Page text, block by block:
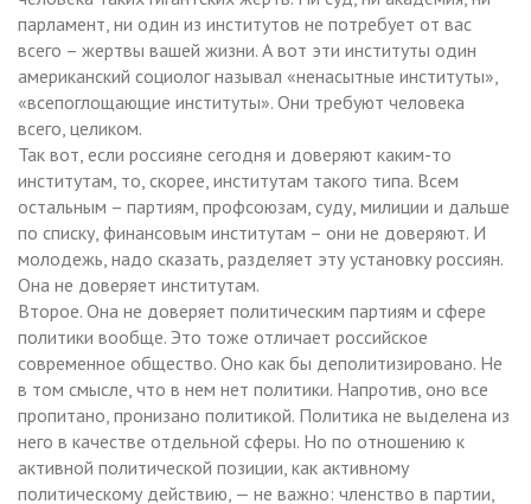
парламент, ни один из институтов не потребует от вас
всего – жертвы вашей жизни. А вот эти институты один
американский социолог называл «ненасытные институты»,
«всепоглощающие институты». Они требуют человека
всего, целиком.
Так вот, если россияне сегодня и доверяют каким-то
институтам, то, скорее, институтам такого типа. Всем
остальным – партиям, профсоюзам, суду, милиции и дальше
по списку, финансовым институтам – они не доверяют. И
молодежь, надо сказать, разделяет эту установку россиян.
Она не доверяет институтам.
Второе. Она не доверяет политическим партиям и сфере
политики вообще. Это тоже отличает российское
современное общество. Оно как бы деполитизировано. Не
в том смысле, что в нем нет политики. Напротив, оно все
пропитано, пронизано политикой. Политика не выделена из
него в качестве отдельной сферы. Но по отношению к
активной политической позиции, как активному
политическому действию, — не важно: членство в партии,